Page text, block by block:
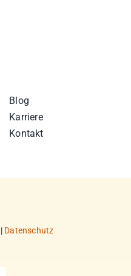
Blog
Karriere
Kontakt
| Datenschutz